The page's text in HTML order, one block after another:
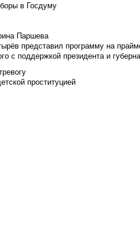
в Госдуму
Паршева
представил программу на
с поддержкой президента и
проституцией